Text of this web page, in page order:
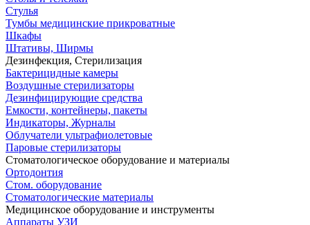
Стулья
Тумбы медицинские прикроватные
Шкафы
Штативы, Ширмы
Дезинфекция, Стерилизация
Бактерицидные камеры
Воздушные стерилизаторы
Дезинфицирующие средства
Емкости, контейнеры, пакеты
Индикаторы, Журналы
Облучатели ультрафиолетовые
Паровые стерилизаторы
Стоматологическое оборудование и материалы
Ортодонтия
Стом. оборудование
Стоматологические материалы
Медицинское оборудование и инструменты
Аппараты УЗИ